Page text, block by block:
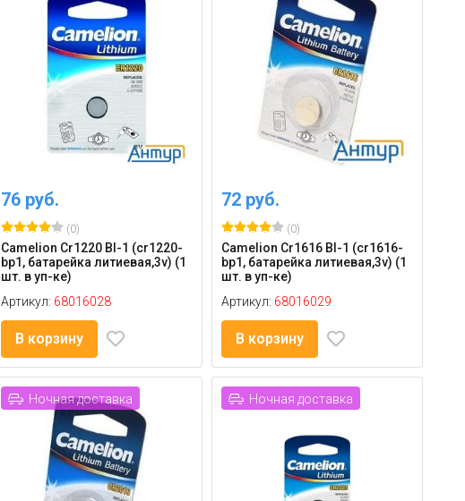
76 руб.
(0)
Camelion Cr1220 Bl-1 (cr1220-
bp1, батарейка литиевая,3v) (1
шт. в уп-ке)
Артикул: 68016028
В корзину
72 руб.
(0)
Camelion Cr1616 Bl-1 (cr1616-
bp1, батарейка литиевая,3v) (1
шт. в уп-ке)
Артикул: 68016029
В корзину
Ночная доставка Ночная доставка